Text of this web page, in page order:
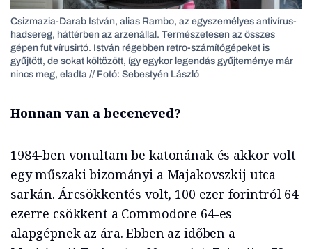
Csizmazia-Darab István, alias Rambo, az egyszemélyes antivírus-
hadsereg, háttérben az arzenállal. Természetesen az összes
gépen fut vírusirtó. István régebben retro-számítógépeket is
gyűjtött, de sokat költözött, így egykor legendás gyűjteménye már
nincs meg, eladta // Fotó: Sebestyén László
Honnan van a beceneved?
1984-ben vonultam be katonának és akkor volt
egy műszaki bizományi a Majakovszkij utca
sarkán. Árcsökkentés volt, 100 ezer forintról 64
ezerre csökkent a Commodore 64-es
alapgépnek az ára. Ebben az időben a